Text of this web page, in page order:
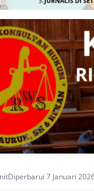
Diperbarui 7 Januari